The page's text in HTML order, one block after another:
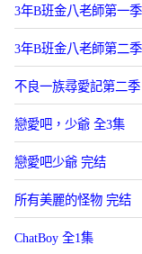
3年B班金八老師第一
3年B班金八老師第二
不良一族尋愛記第二
戀愛吧，少爺 全3集
戀愛吧少爺 完结
所有美麗的怪物 完结
ChatBoy 全1集